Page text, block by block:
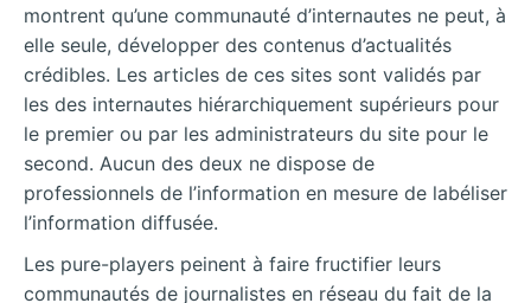
montrent qu’une communauté d’internautes ne peut, à
elle seule, développer des contenus d’actualités
crédibles. Les articles de ces sites sont validés par
les des internautes hiérarchiquement supérieurs pour
le premier ou par les administrateurs du site pour le
second. Aucun des deux ne dispose de
professionnels de l’information en mesure de labéliser
l’information diffusée.
Les pure-players peinent à faire fructifier leurs
communautés de journalistes en réseau du fait de la